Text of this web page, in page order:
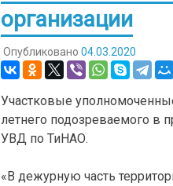
организации
Опубликовано 04.03.2020
Участковые
летнего подозреваемого в
УВД по ТиНАО.
«В дежурную часть